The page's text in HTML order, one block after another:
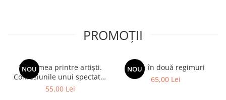
PROMOȚII
NOU
Viața mea printre artiști.
Confesiunile unui spectator
fidel
55,00 Lei
NOU
Spion în două regimuri
65,00 Lei